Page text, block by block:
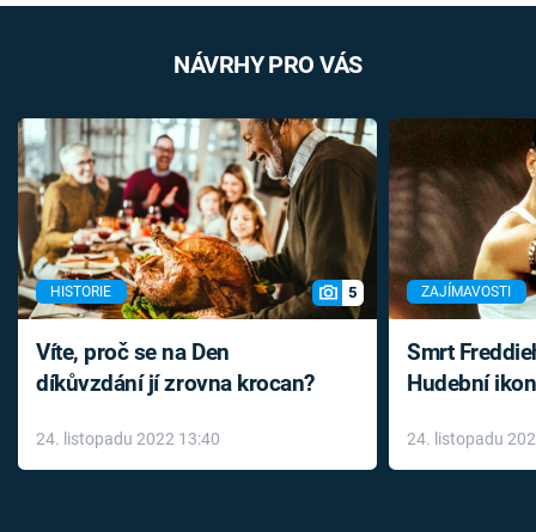
NÁVRHY PRO VÁS
HISTORIE 5
Víte, proč se na Den
díkůvzdání jí zrovna krocan?
24. listopadu 2022 13:40
ZAJÍMAVOSTI
Smrt
Hudební
léky
24. listopadu